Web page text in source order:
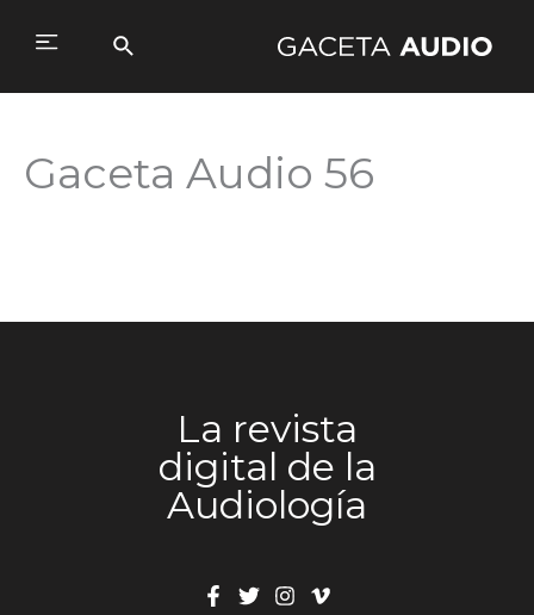
Buscar
Gaceta Audio 56
La revista
digital de la
Audiología